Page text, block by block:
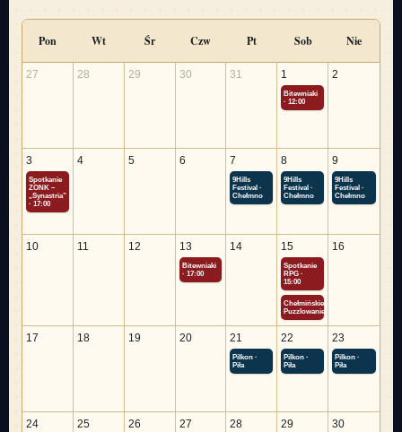
Pon Wt Śr Czw Pt Sob Nie
27 28 29 30 31 1
Bitewniaki
· 12:00
2
3
Spotkanie
ZONK –
„Synastria”
· 17:00
4 5 6 7
9Hills
Festival ·
Chełmno
8
9Hills
Festival ·
Chełmno
9
9Hills
Festival ·
Chełmno
10 11 12 13
Bitewniaki
· 17:00
14 15
Spotkanie
RPG ·
15:00
Chełmińskie
Puzzlowanie
16
17 18 19 20 21
Pilkon ·
Piła
22
Pilkon ·
Piła
23
Pilkon ·
Piła
24 25 26 27 28 29 30